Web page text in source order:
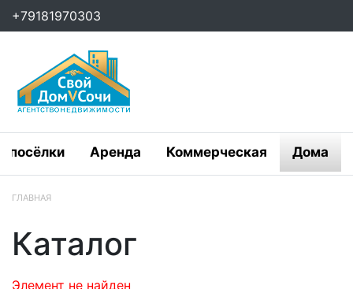
+79181970303
посёлки Аренда Коммерческая Дома
ГЛАВНАЯ
Каталог
Элемент не найден